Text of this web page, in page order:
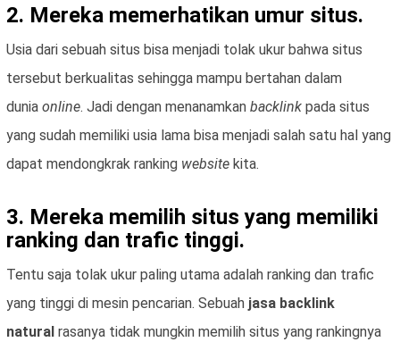
2. Mereka memerhatikan umur situs.
Usia dari sebuah situs bisa menjadi tolak ukur bahwa situs
tersebut berkualitas sehingga mampu bertahan dalam
dunia online. Jadi dengan menanamkan backlink pada situs
yang sudah memiliki usia lama bisa menjadi salah satu hal yang
dapat mendongkrak ranking website kita.
3. Mereka memilih situs yang memiliki
ranking dan trafic tinggi.
Tentu saja tolak ukur paling utama adalah ranking dan trafic
yang tinggi di mesin pencarian. Sebuah jasa backlink
natural rasanya tidak mungkin memilih situs yang rankingnya